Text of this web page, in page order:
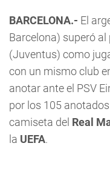
BARCELONA.- El
Barcelona) superó al
(Juventus) como
con un mismo club
anotar ante el PSV
por los 105
camiseta del Real
la UEFA.